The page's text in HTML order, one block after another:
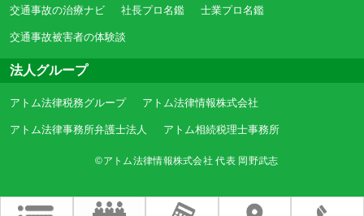
交通事故の治療ナビ 社長プロ名鑑 士業プロ名鑑
交通事故被害者の体験談
法人グループ
アトム法律税務グループ アトム法律情報株式会社
アトム法律事務所弁護士法人 アトム相続税理士事務所
©アトム法律情報株式会社 代表 岡野武志